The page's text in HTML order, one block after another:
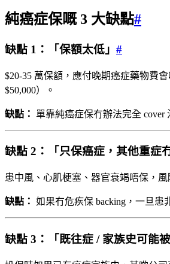
純癌症保嘅 3 大缺點#
缺點 1：「保額太低」 #
$20-35 萬保額，應付晚期癌症藥物費
$50,000）。
缺點： 單靠純癌症保冇辦法完全 cover
缺點 2：「只保癌症，其他重症冇
患中風、心肌梗塞、器官衰竭唔保，風
缺點： 如果冇危疾保 backing，一旦患
缺點 3：「既往症 / 家族史可能被